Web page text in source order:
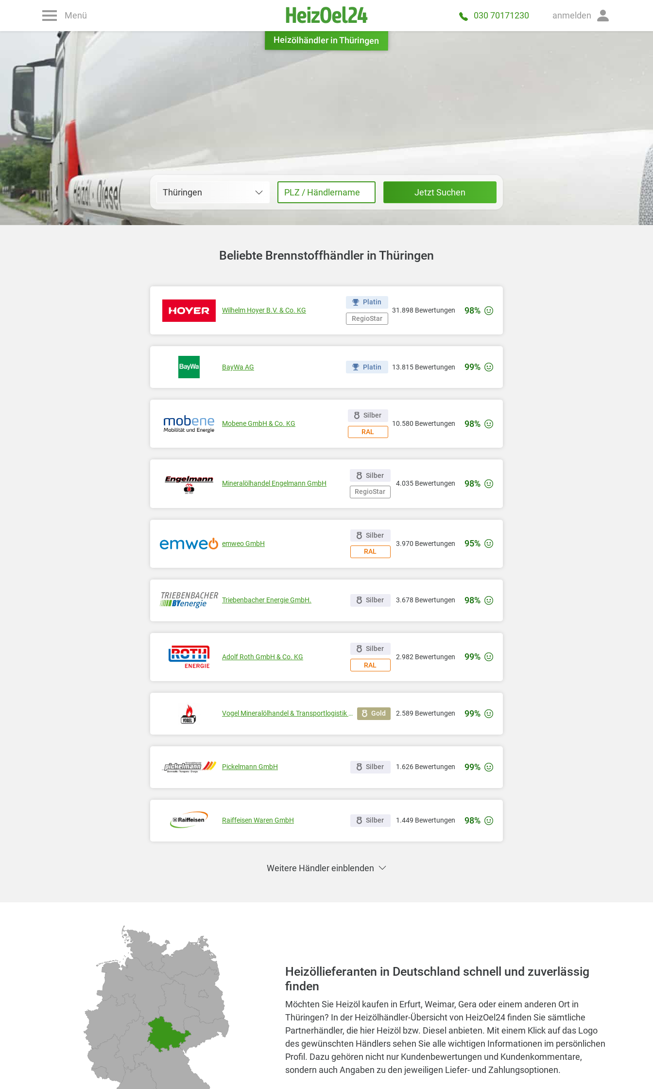
Menü 030 70171230 anmelden
Heizölhändler in Thüringen
Beliebte Brennstoffhändler in Thüringen
Wilhelm Hoyer B.V. & Co. KG
Platin
RegioStar
31.898 Bewertungen 98%
BayWa AG Platin 13.815 Bewertungen 99%
Mobene GmbH & Co. KG
Silber
RAL
10.580 Bewertungen 98%
Mineralölhandel Engelmann GmbH
Silber
RegioStar
4.035 Bewertungen 98%
emweo GmbH
Silber
RAL
3.970 Bewertungen 95%
Triebenbacher Energie GmbH. Silber 3.678 Bewertungen 98%
Adolf Roth GmbH & Co. KG
Silber
RAL
2.982 Bewertungen 99%
Vogel Mineralölhandel & Transportlogistik GmbH Gold 2.589 Bewertungen 99%
Pickelmann GmbH Silber 1.626 Bewertungen 99%
Raiffeisen Waren GmbH Silber 1.449 Bewertungen 98%
Weitere Händler einblenden
Heizöllieferanten in Deutschland schnell und zuverlässig
finden
Möchten Sie Heizöl kaufen in Erfurt, Weimar, Gera oder einem anderen Ort in
Thüringen? In der Heizölhändler-Übersicht von HeizOel24 finden Sie sämtliche
Partnerhändler, die hier Heizöl bzw. Diesel anbieten. Mit einem Klick auf das Logo
des gewünschten Händlers sehen Sie alle wichtigen Informationen im persönlichen
Profil. Dazu gehören nicht nur Kundenbewertungen und Kundenkommentare,
sondern auch Angaben zu den jeweiligen Liefer- und Zahlungsoptionen.
Thüringen PLZ / Händlername Jetzt Suchen